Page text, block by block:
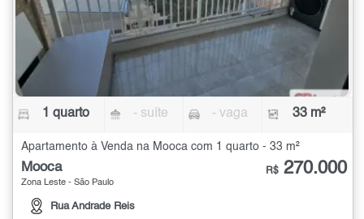
1 quarto - suíte - vaga 33 m²
Apartamento à Venda na Mooca com 1 quarto - 33 m²
Mooca
Zona Leste - São Paulo
Rua Andrade Reis
R$ 270.000